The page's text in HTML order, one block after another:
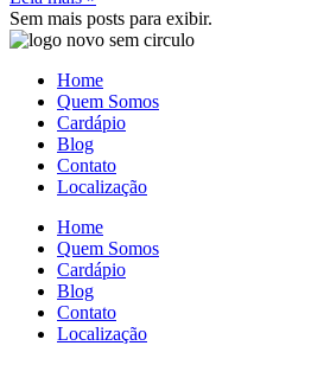
Sem mais posts para exibir.
Home
Quem Somos
Cardápio
Blog
Contato
Localização
Home
Quem Somos
Cardápio
Blog
Contato
Localização